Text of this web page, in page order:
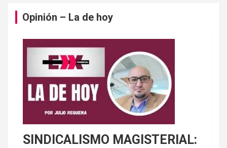
Opinión – La de hoy
SINDICALISMO MAGISTERIAL: